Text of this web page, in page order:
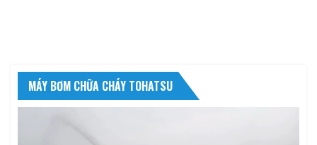
MÁY BƠM CHỮA CHÁY TOHATSU